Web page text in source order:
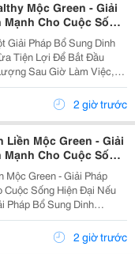
Mộc Green - Giải
Cho Cuộc Sống
Giải Pháp Bổ Sung Dinh
Tiện Lợi Để Bắt Đầu
Sau Giờ Làm Việc,
Mộc Green Chính Là
Hoàn Hảo. Vì Sao Nên Lựa Chọn Mì Konjac...
2 giờ trước
Liền Mộc Green - Giải
Cho Cuộc Sống
Mộc Green - Giải Pháp
Sống Hiện Đại Nếu
Pháp Bổ Sung Dinh
Tiện Lợi Để Bắt Đầu
Sau Giờ Làm Việc,
2 giờ trước